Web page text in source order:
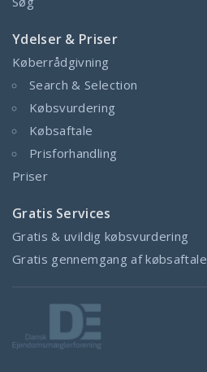
Ydelser & Priser
Køberrådgivning
Search & Selection
Købsvurdering
Købsaftale
Prisforhandling
Priser
Gratis Services
Gratis & uvildig købsvurdering
Gratis gennemgang af købsaftale